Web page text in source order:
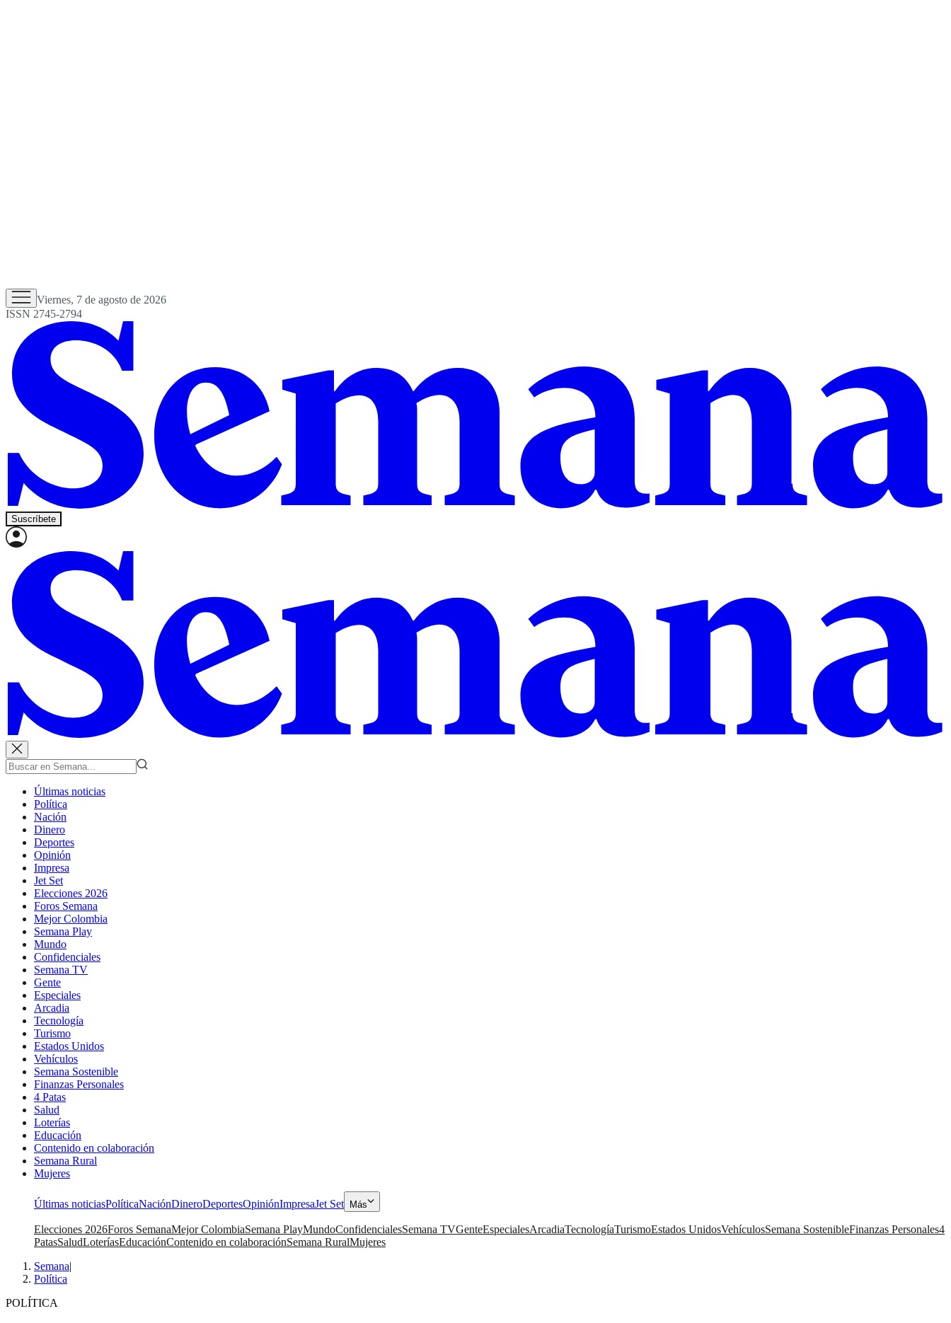
Viernes, 7 de agosto de 2026
ISSN 2745-2794
Suscríbete
Últimas noticias
Política
Nación
Dinero
Deportes
Opinión
Impresa
Jet Set
Elecciones 2026
Foros Semana
Mejor Colombia
Semana Play
Mundo
Confidenciales
Semana TV
Gente
Especiales
Arcadia
Tecnología
Turismo
Estados Unidos
Vehículos
Semana Sostenible
Finanzas Personales
4 Patas
Salud
Loterías
Educación
Contenido en colaboración
Semana Rural
Mujeres
Últimas noticiasPolíticaNaciónDineroDeportesOpiniónImpresaJet Set Más
Elecciones 2026Foros SemanaMejor ColombiaSemana PlayMundoConfidencialesSemana TVGenteEspecialesArcadiaTecnologíaTurismoEstados UnidosVehículosSemana SostenibleFinanzas Personales4
PatasSaludLoteríasEducaciónContenido en colaboraciónSemana RuralMujeres
Semana|
Política
POLÍTICA